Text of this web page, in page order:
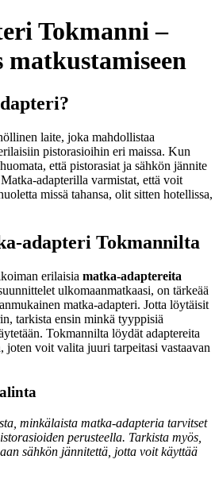
Tokmanni –
matkustamiseen
laite, joka mahdollistaa
pistorasioihin eri maissa. Kun
että pistorasiat ja sähkön jännite
adapterilla varmistat, että voit
missä tahansa, olit sitten hotellissa,
adapteri Tokmannilta
erilaisia matka-adaptereita
ulkomaanmatkaasi, on tärkeää
matka-adapteri. Jotta löytäisit
tarkista ensin minkä tyyppisiä
Tokmannilta löydät adaptereita
joten voit valita juuri tarpeitasi vastaavan
minkälaista matka-adapteria tarvitset
perusteella. Tarkista myös,
sähkön jännitettä, jotta voit käyttää